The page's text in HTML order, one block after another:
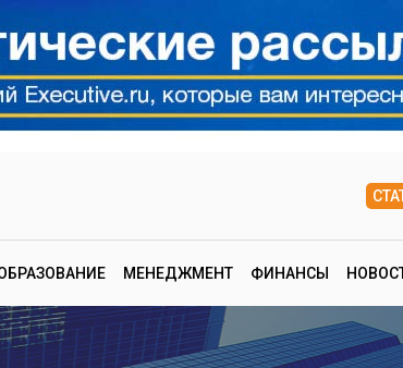
МЕНЕДЖМЕНТ ФИНАНСЫ